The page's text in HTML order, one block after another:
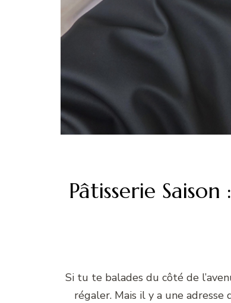
Pâtisserie
Si tu te balades du côté de
régaler. Mais il y a une